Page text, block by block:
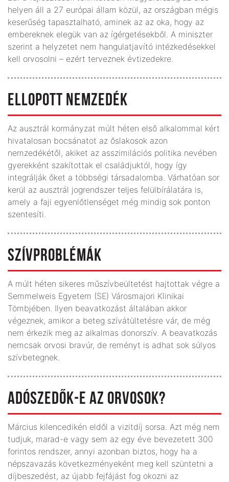
helyen áll a 27 európai állam közül, az országban mégis
keserűség tapasztalható, aminek az az oka, hogy az
embereknek elegük van az ígérgetésekből. A miniszter
szerint a helyzetet nem hangulatjavító intézkedésekkel
kell orvosolni – ezért terveznek évtizedekre.
ELLOPOTT NEMZEDÉK
Az ausztrál kormányzat múlt héten első alkalommal kért
hivatalosan bocsánatot az őslakosok azon
nemzedékétől, akiket az asszimilációs politika nevében
gyerekként szakítottak el családjuktól, hogy így
integrálják őket a többségi társadalomba. Várhatóan sor
kerül az ausztrál jogrendszer teljes felülbírálatára is,
amely a faji egyenlőtlenséget még mindig sok ponton
szentesíti.
SZÍVPROBLÉMÁK
A múlt héten sikeres műszívbeültetést hajtottak végre a
Semmelweis Egyetem (SE) Városmajori Klinikai
Tömbjében. Ilyen beavatkozást általában akkor
végeznek, amikor a beteg szívátültetésre vár, de még
nem érkezik meg az alkalmas donorszív. A beavatkozás
nemcsak orvosi bravúr, de reményt is adhat sok súlyos
szívbetegnek.
ADÓSZEDŐK-E AZ ORVOSOK?
Március kilencedikén eldől a vizitdíj sorsa. Azt még nem
tudjuk, marad-e vagy sem az egy éve bevezetett 300
forintos rendszer, annyi azonban biztos, hogy ha a
népszavazás következményeként meg kell szüntetni a
díjbeszedést, az újabb fejfájást fog okozni az